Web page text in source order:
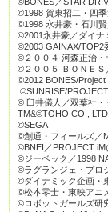
©1998 賀東招二・四
©1998 永井豪・石川
©2001永井豪／ダイナ
©2003 GAINAX/TOP2
©２００４ 河森正治・
©２００５ ＢＯＮＥ
©2012 BONES/Project
©SUNRISE/
© 臼井儀人／双葉社・
TM&©TOHO CO.,
©SEGA
©創通・フィールズ／
©BNEI／PROJECT
©ジーベック／1998
©ラグランジェ・プロ
©ダイナミック企画・
©松本零士・東映アニ
©ロボットガールズ研